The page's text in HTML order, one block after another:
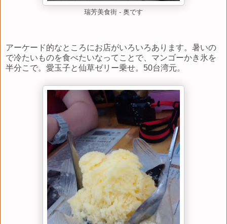
瑞芳美食街 - 奥です
アーケード的なところにお店がいろいろあります。暑いの
で冷たいものを食べたいなってことで、マンゴーかき氷を
半分こで。愛玉子と仙草ゼリー乗せ。50台湾元。